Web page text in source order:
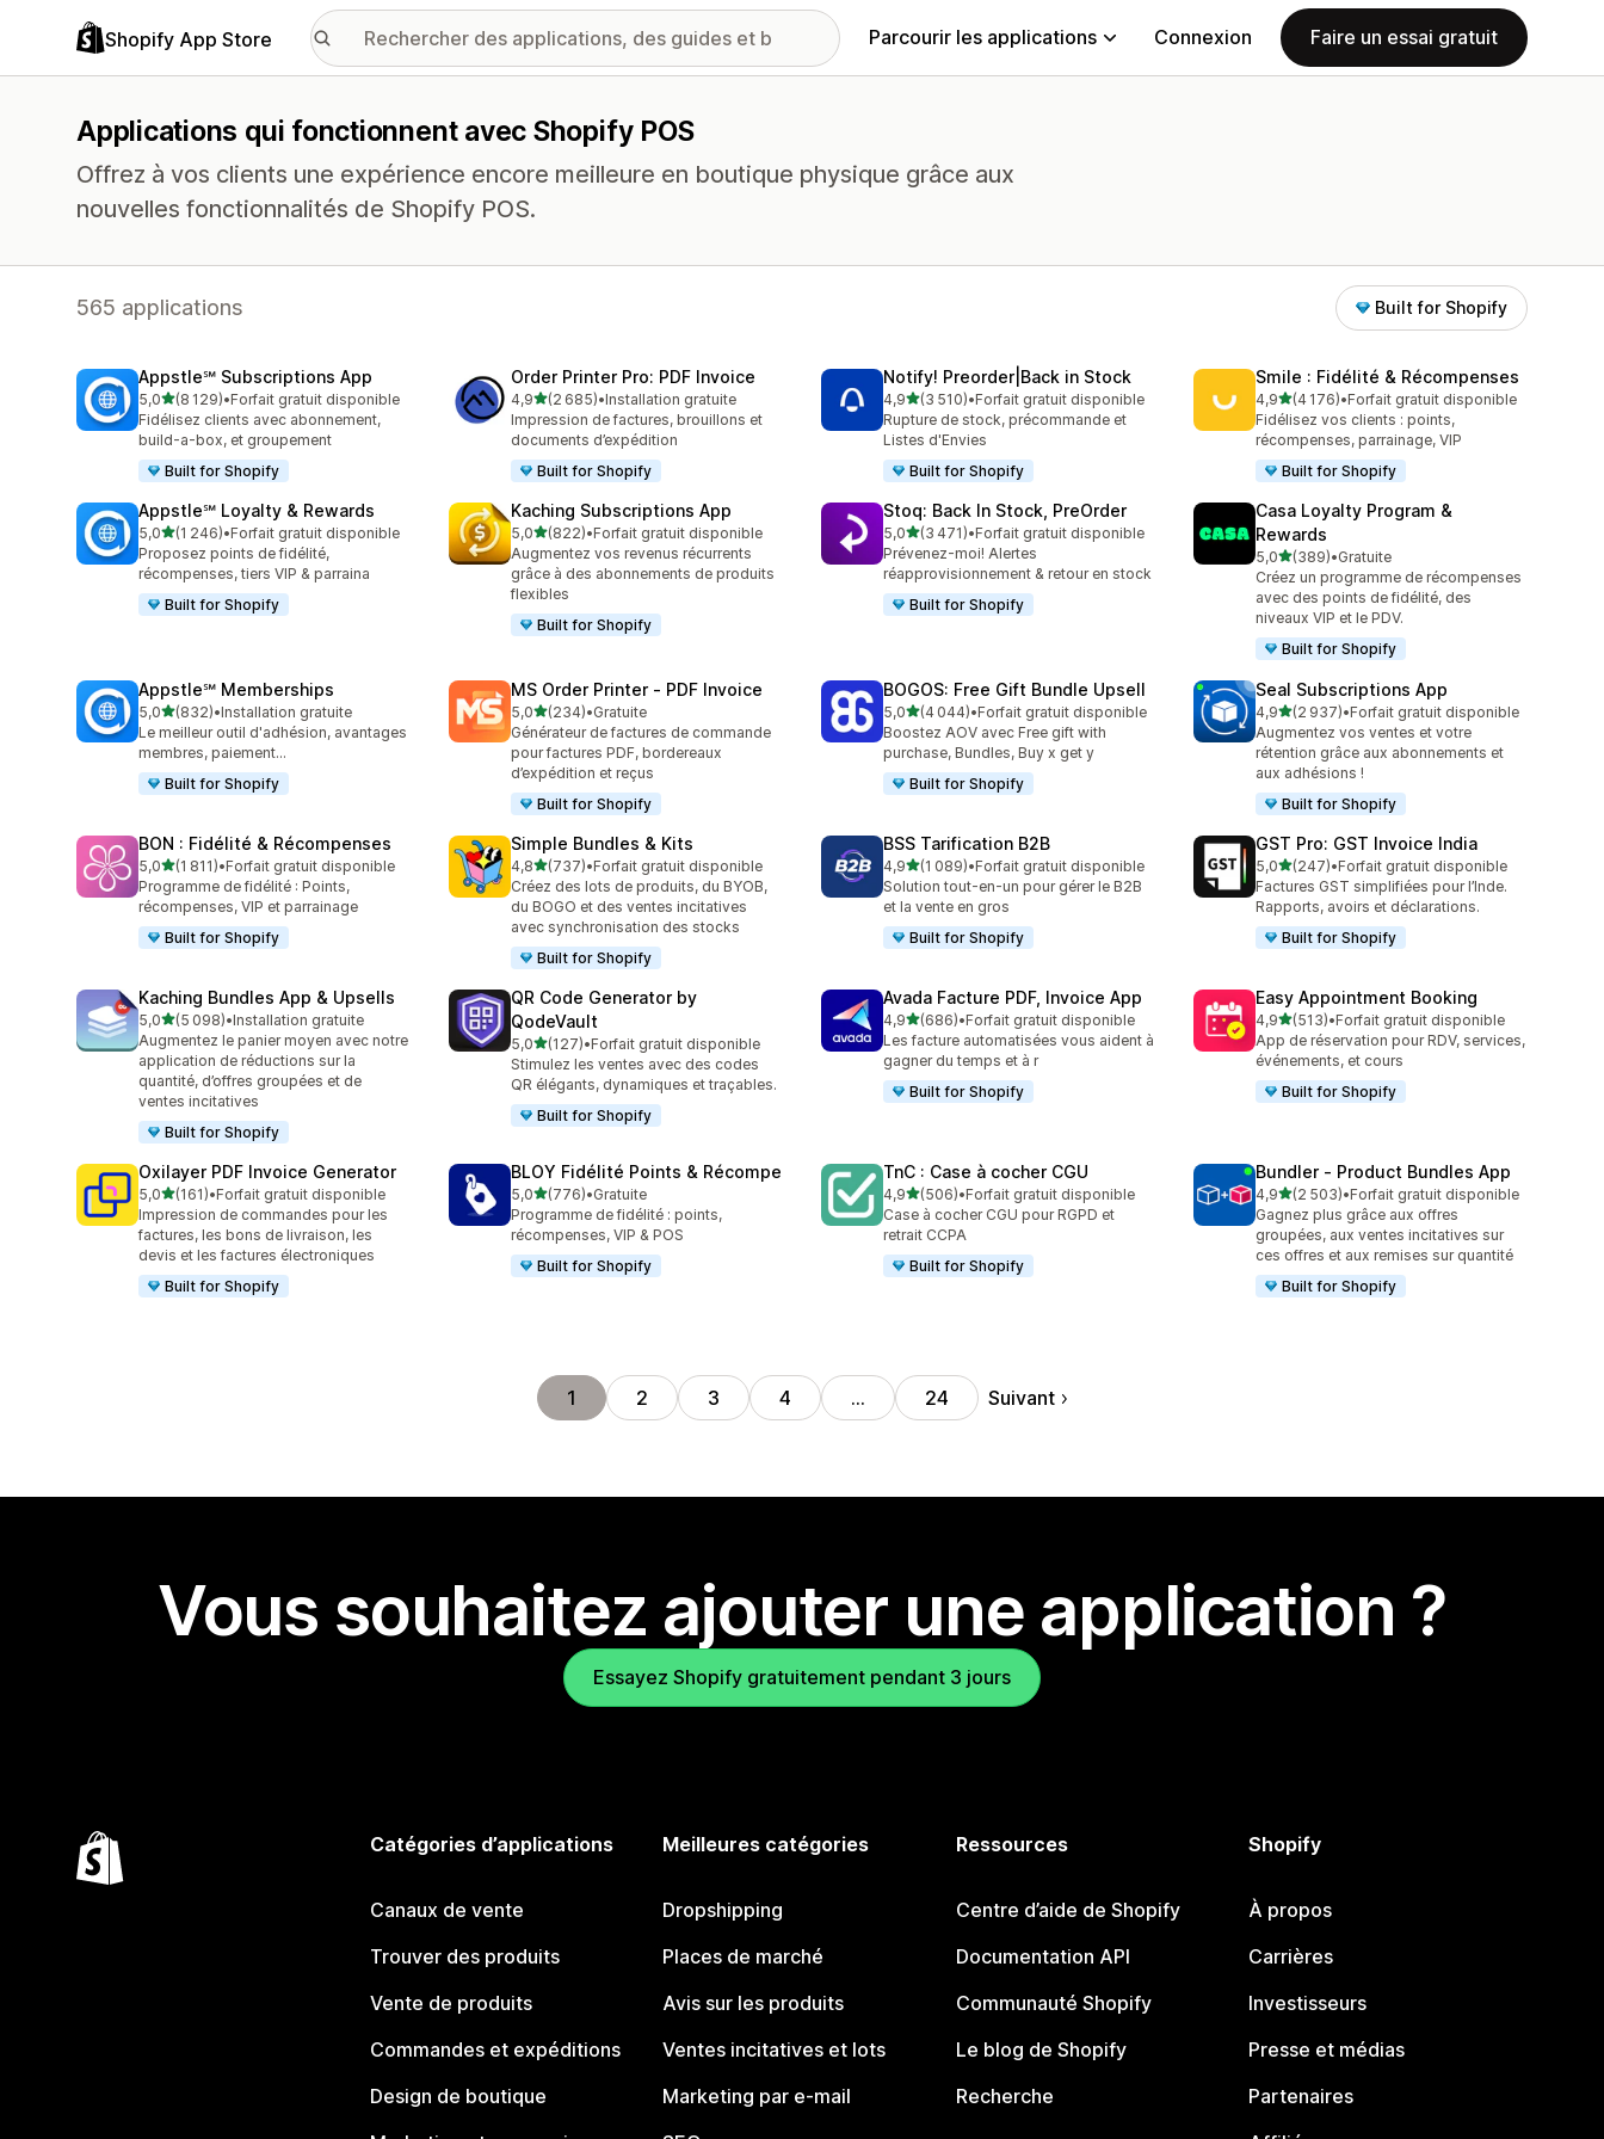
Shopify App Store Parcourir les applications Connexion Faire un essai gratuit
Applications qui fonctionnent avec Shopify POS
Offrez à vos clients une expérience encore meilleure en boutique physique grâce aux
nouvelles fonctionnalités de Shopify POS.
565 applications Built for Shopify
Appstle℠ Subscriptions App
5,0étoile(s) sur 5
(8 129)
8129 avis au total
•Forfait gratuit disponible
Fidélisez clients avec abonnement,
build-a-box, et groupement
Built for Shopify
Order Printer Pro: PDF Invoice
4,9étoile(s) sur 5
(2 685)
2685 avis au total
•Installation gratuite
Impression de factures, brouillons et
documents d’expédition
Built for Shopify
Notify! Preorder|Back in Stock
4,9étoile(s) sur 5
(3 510)
3510 avis au total
•Forfait gratuit disponible
Rupture de stock, précommande et
Listes d'Envies
Built for Shopify
Smile : Fidélité & Récompenses
4,9étoile(s) sur 5
(4 176)
4176 avis au total
•Forfait gratuit disponible
Fidélisez vos clients : points,
récompenses, parrainage, VIP
Built for Shopify
Appstle℠ Loyalty & Rewards
5,0étoile(s) sur 5
(1 246)
1246 avis au total
•Forfait gratuit disponible
Proposez points de fidélité,
récompenses, tiers VIP & parraina
Built for Shopify
Kaching Subscriptions App
5,0étoile(s) sur 5
(822)
822 avis au total
•Forfait gratuit disponible
Augmentez vos revenus récurrents
grâce à des abonnements de produits
flexibles
Built for Shopify
Stoq: Back In Stock, PreOrder
5,0étoile(s) sur 5
(3 471)
3471 avis au total
•Forfait gratuit disponible
Prévenez-moi! Alertes
réapprovisionnement & retour en stock
Built for Shopify
Casa Loyalty Program &
Rewards
5,0étoile(s) sur 5
(389)
389 avis au total
•Gratuite
Créez un programme de récompenses
avec des points de fidélité, des
niveaux VIP et le PDV.
Built for Shopify
Appstle℠ Memberships
5,0étoile(s) sur 5
(832)
832 avis au total
•Installation gratuite
Le meilleur outil d'adhésion, avantages
membres, paiement...
Built for Shopify
MS Order Printer ‑ PDF Invoice
5,0étoile(s) sur 5
(234)
234 avis au total
•Gratuite
Générateur de factures de commande
pour factures PDF, bordereaux
d’expédition et reçus
Built for Shopify
BOGOS: Free Gift Bundle Upsell
5,0étoile(s) sur 5
(4 044)
4044 avis au total
•Forfait gratuit disponible
Boostez AOV avec Free gift with
purchase, Bundles, Buy x get y
Built for Shopify
Seal Subscriptions App
4,9étoile(s) sur 5
(2 937)
2937 avis au total
•Forfait gratuit disponible
Augmentez vos ventes et votre
rétention grâce aux abonnements et
aux adhésions !
Built for Shopify
BON : Fidélité & Récompenses
5,0étoile(s) sur 5
(1 811)
1811 avis au total
•Forfait gratuit disponible
Programme de fidélité : Points,
récompenses, VIP et parrainage
Built for Shopify
Simple Bundles & Kits
4,8étoile(s) sur 5
(737)
737 avis au total
•Forfait gratuit disponible
Créez des lots de produits, du BYOB,
du BOGO et des ventes incitatives
avec synchronisation des stocks
Built for Shopify
BSS Tarification B2B
4,9étoile(s) sur 5
(1 089)
1089 avis au total
•Forfait gratuit disponible
Solution tout-en-un pour gérer le B2B
et la vente en gros
Built for Shopify
GST Pro: GST Invoice India
5,0étoile(s) sur 5
(247)
247 avis au total
•Forfait gratuit disponible
Factures GST simplifiées pour l’Inde.
Rapports, avoirs et déclarations.
Built for Shopify
Kaching Bundles App & Upsells
5,0étoile(s) sur 5
(5 098)
5098 avis au total
•Installation gratuite
Augmentez le panier moyen avec notre
application de réductions sur la
quantité, d’offres groupées et de
ventes incitatives
Built for Shopify
QR Code Generator by
QodeVault
5,0étoile(s) sur 5
(127)
127 avis au total
•Forfait gratuit disponible
Stimulez les ventes avec des codes
QR élégants, dynamiques et traçables.
Built for Shopify
Avada Facture PDF, Invoice App
4,9étoile(s) sur 5
(686)
686 avis au total
•Forfait gratuit disponible
Les facture automatisées vous aident à
gagner du temps et à r
Built for Shopify
Easy Appointment Booking
4,9étoile(s) sur 5
(513)
513 avis au total
•Forfait gratuit disponible
App de réservation pour RDV, services,
événements, et cours
Built for Shopify
Oxilayer PDF Invoice Generator
5,0étoile(s) sur 5
(161)
161 avis au total
•Forfait gratuit disponible
Impression de commandes pour les
factures, les bons de livraison, les
devis et les factures électroniques
Built for Shopify
BLOY Fidélité Points & Récompe
5,0étoile(s) sur 5
(776)
776 avis au total
•Gratuite
Programme de fidélité : points,
récompenses, VIP & POS
Built for Shopify
TnC : Case à cocher CGU
4,9étoile(s) sur 5
(506)
506 avis au total
•Forfait gratuit disponible
Case à cocher CGU pour RGPD et
retrait CCPA
Built for Shopify
Bundler ‑ Product Bundles App
4,9étoile(s) sur 5
(2 503)
2503 avis au total
•Forfait gratuit disponible
Gagnez plus grâce aux offres
groupées, aux ventes incitatives sur
ces offres et aux remises sur quantité
Built for Shopify
1 2 3 4 … 24 Suivant
Vous souhaitez ajouter une application ?
Essayez Shopify gratuitement pendant 3 jours
Catégories d’applications
Canaux de vente
Trouver des produits
Vente de produits
Commandes et expéditions
Design de boutique
Meilleures catégories
Dropshipping
Places de marché
Avis sur les produits
Ventes incitatives et lots
Marketing par e-mail
Ressources
Centre d’aide de Shopify
Documentation API
Communauté Shopify
Le blog de Shopify
Recherche
Shopify
À propos
Carrières
Investisseurs
Presse et médias
Partenaires